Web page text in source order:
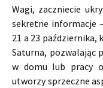
Wagi, zaczniecie
sekretne informacje
21 a 23 października,
Saturna, pozwalając
w domu lub pracy
utworzy sprzeczne